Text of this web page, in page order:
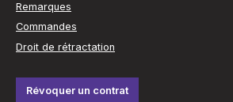
Remarques
Commandes
Droit de rétractation
Révoquer un contrat